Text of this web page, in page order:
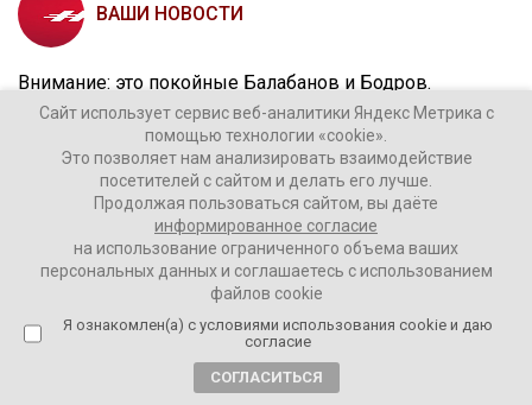
ВАШИ НОВОСТИ
Внимание: это покойные Балабанов и Бодров.
«Герой наказывает американцев, каких-то
подозрительных нерусских в кавычках бизнесменов,
бандитов, продажных журналюг и украинцев,
конечно», – говорит Долин. Он целую книжку написал
про кино и Путина.
Фильм «Брат 2» – это «дорожная карта» для Путина,
говорит Козырев.
Вообще, послушайте, что они говорят. Они ведь тоже
Сайт использует сервис веб-аналитики Яндекс Метрика с
помощью технологии «cookie».
Это позволяет нам анализировать взаимодействие
посетителей с сайтом и делать его лучше.
Продолжая пользоваться сайтом, вы даёте
информированное согласие
на использование ограниченного объема ваших
персональных данных и соглашаетесь с использованием
файлов cookie
Я ознакомлен(а) с условиями использования cookie и даю
согласие
СОГЛАСИТЬСЯ